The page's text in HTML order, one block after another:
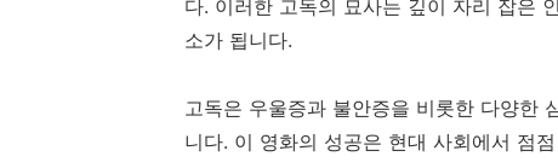
다. 이러한 고독의 묘사는 깊이 자리 잡은
소가 됩니다.
고독은 우울증과 불안증을 비롯한 다양한
니다. 이 영화의 성공은 현대 사회에서 점